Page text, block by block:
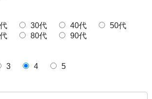
30代 40代
50代
80代 90代
3 4 5